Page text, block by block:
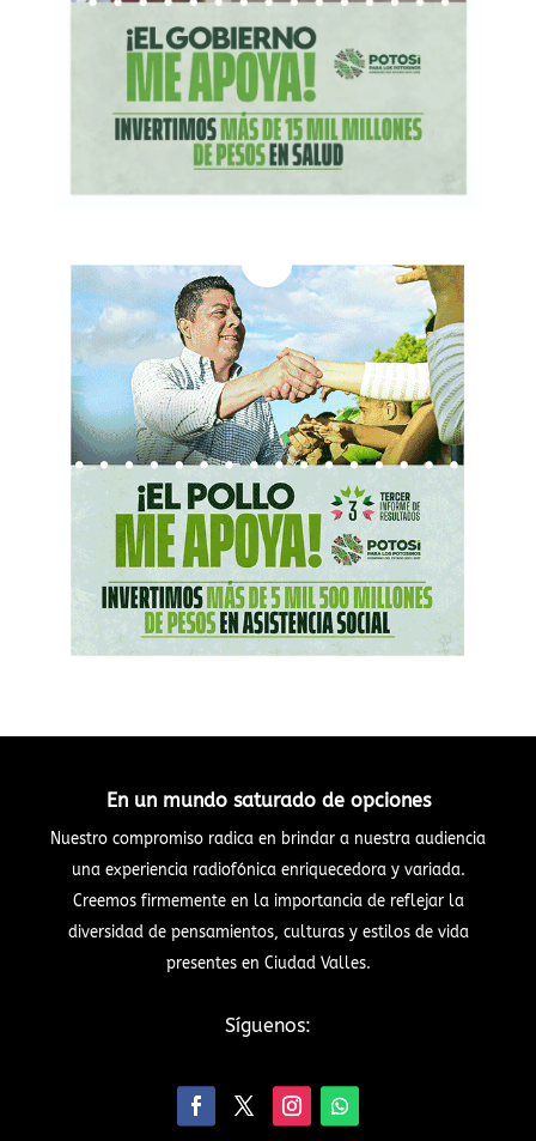
En un mundo saturado de opciones
Nuestro compromiso radica en brindar a nuestra audiencia
una experiencia radiofónica enriquecedora y variada.
Creemos firmemente en la importancia de reflejar la
diversidad de pensamientos, culturas y estilos de vida
presentes en Ciudad Valles.
Síguenos: